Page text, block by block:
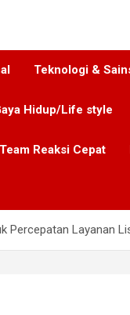
Teknologi &
Hidup/Life style
Reaksi Cepat
Percepatan Layanan